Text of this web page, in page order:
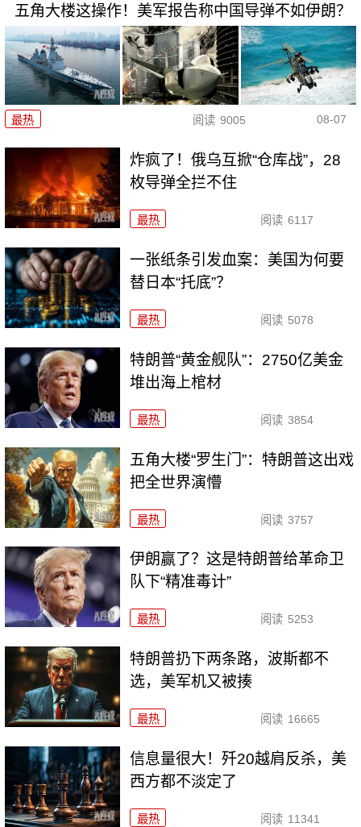
五角大楼这操作！美军报告称中国导弹不如伊朗？
最热 阅读 9005 08-07
炸疯了！俄乌互掀“仓库战”，28
枚导弹全拦不住
最热 阅读 6117
一张纸条引发血案：美国为何要
替日本“托底”？
最热 阅读 5078
特朗普“黄金舰队”：2750亿美金
堆出海上棺材
最热 阅读 3854
五角大楼“罗生门”：特朗普这出戏
把全世界演懵
最热 阅读 3757
伊朗赢了？这是特朗普给革命卫
队下“精准毒计”
最热 阅读 5253
特朗普扔下两条路，波斯都不
选，美军机又被揍
最热 阅读 16665
信息量很大！歼20越肩反杀，美
西方都不淡定了
最热 阅读 11341